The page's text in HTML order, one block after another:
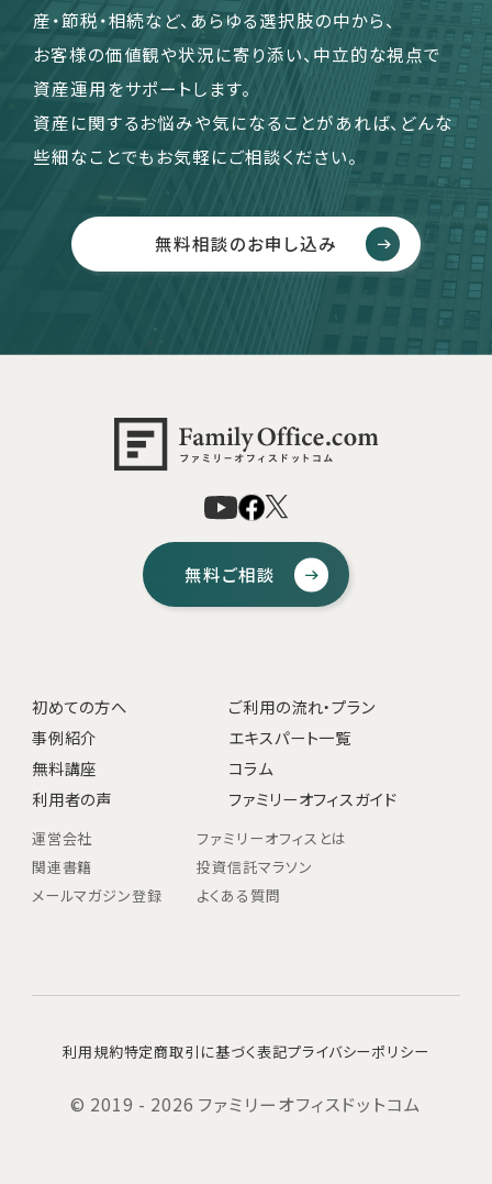
産・節税・相続など、あらゆる選択肢の中から、
お客様の価値観や状況に寄り添い、中立的な視点で
資産運用をサポートします。
資産に関するお悩みや気になることがあれば、どんな
些細なことでもお気軽にご相談ください。
無料相談のお申し込み
無料ご相談
初めての方へ
ご利用の流れ・プラン
事例紹介
エキスパート一覧
無料講座
コラム
利用者の声
ファミリーオフィスガイド
運営会社
ファミリーオフィスとは
関連書籍
投資信託マラソン
メールマガジン登録
よくある質問
利用規約特定商取引に基づく表記プライバシーポリシー
© 2019 - 2026 ファミリーオフィスドットコム